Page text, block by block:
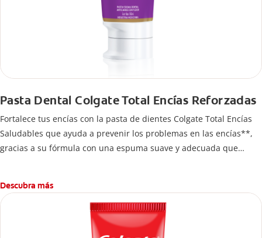
Pasta Dental Colgate Total Encías Reforzadas
Fortalece tus encías con la pasta de dientes Colgate Total Encías
Saludables que ayuda a prevenir los problemas en las encías**,
gracias a su fórmula con una espuma suave y adecuada que
Descubra más